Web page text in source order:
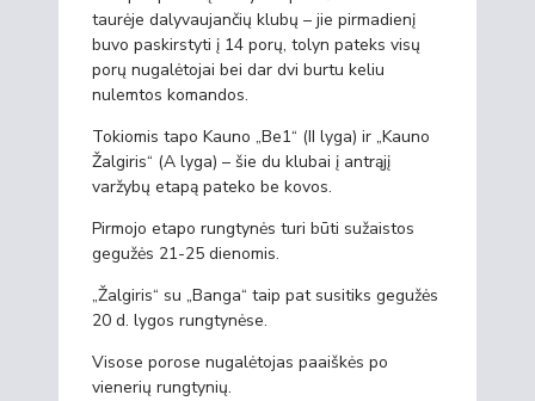
taurėje dalyvaujančių klubų – jie pirmadienį
buvo paskirstyti į 14 porų, tolyn pateks visų
porų nugalėtojai bei dar dvi burtu keliu
nulemtos komandos.
Tokiomis tapo Kauno „Be1“ (II lyga) ir „Kauno
Žalgiris“ (A lyga) – šie du klubai į antrąjį
varžybų etapą pateko be kovos.
Pirmojo etapo rungtynės turi būti sužaistos
gegužės 21-25 dienomis.
„Žalgiris“ su „Banga“ taip pat susitiks gegužės
20 d. lygos rungtynėse.
Visose porose nugalėtojas paaiškės po
vienerių rungtynių.